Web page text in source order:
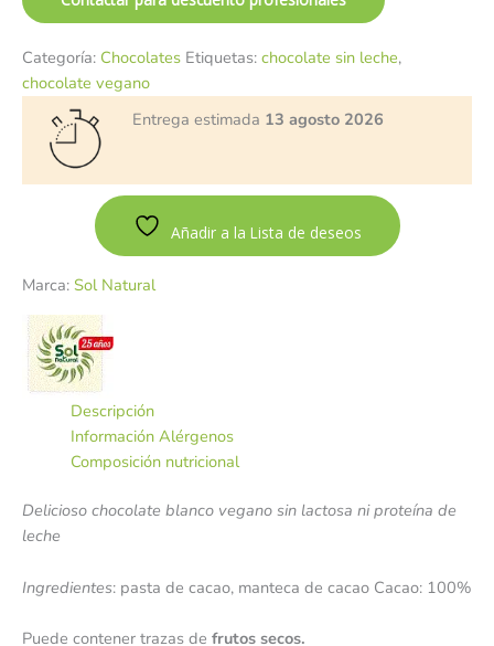
Categoría: Chocolates Etiquetas: chocolate sin leche,
chocolate vegano
Entrega estimada 13 agosto 2026
Añadir a la Lista de deseos
Marca: Sol Natural
Descripción
Información Alérgenos
Composición nutricional
Delicioso chocolate blanco vegano sin lactosa ni proteína de
leche
Ingredientes: pasta de cacao, manteca de cacao Cacao: 100%
Puede contener trazas de frutos secos.